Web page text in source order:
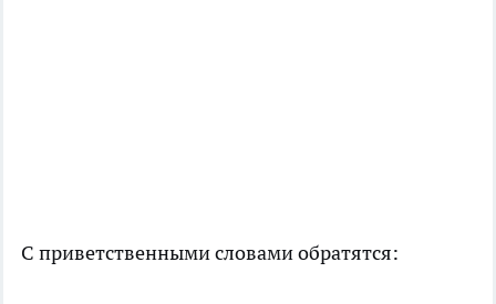
С приветственными словами обратятся: